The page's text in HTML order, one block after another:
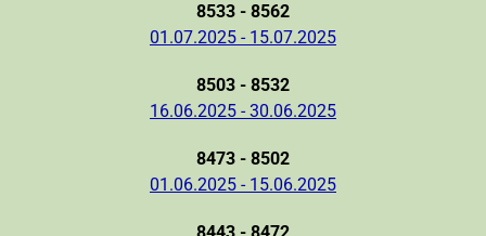
8533 - 8562
01.07.2025 - 15.07.2025
8503 - 8532
16.06.2025 - 30.06.2025
8473 - 8502
01.06.2025 - 15.06.2025